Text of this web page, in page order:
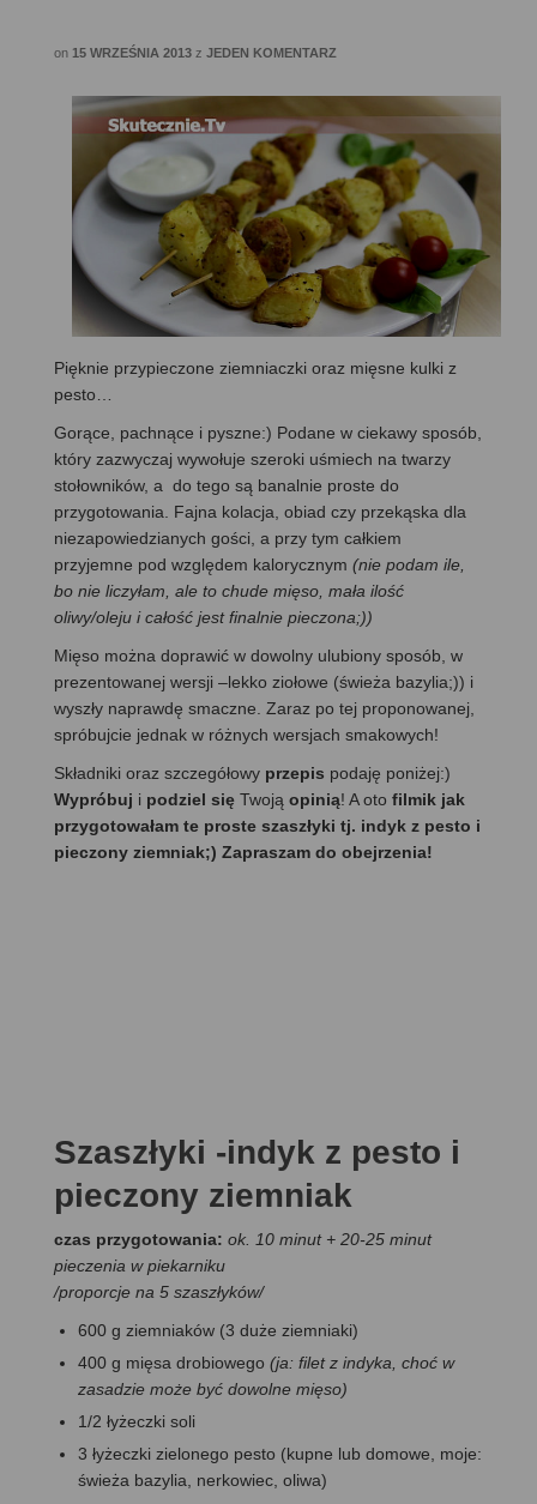
on 15 WRZEŚNIA 2013 z JEDEN KOMENTARZ
Pięknie przypieczone ziemniaczki oraz mięsne kulki z
pesto…
Gorące, pachnące i pyszne:) Podane w ciekawy sposób,
który zazwyczaj wywołuje szeroki uśmiech na twarzy
stołowników, a do tego są banalnie proste do
przygotowania. Fajna kolacja, obiad czy przekąska dla
niezapowiedzianych gości, a przy tym całkiem
przyjemne pod względem kalorycznym (nie podam ile,
bo nie liczyłam, ale to chude mięso, mała ilość
oliwy/oleju i całość jest finalnie pieczona;))
Mięso można doprawić w dowolny ulubiony sposób, w
prezentowanej wersji –lekko ziołowe (świeża bazylia;)) i
wyszły naprawdę smaczne. Zaraz po tej proponowanej,
spróbujcie jednak w różnych wersjach smakowych!
Składniki oraz szczegółowy przepis podaję poniżej:)
Wypróbuj i podziel się Twoją opinią! A oto filmik jak
przygotowałam te proste szaszłyki tj. indyk z pesto i
pieczony ziemniak;) Zapraszam do obejrzenia!
Szaszłyki -indyk z pesto i
pieczony ziemniak
czas przygotowania: ok. 10 minut + 20-25 minut
pieczenia w piekarniku
/proporcje na 5 szaszłyków/
600 g ziemniaków (3 duże ziemniaki)
400 g mięsa drobiowego (ja: filet z indyka, choć w
zasadzie może być dowolne mięso)
1/2 łyżeczki soli
3 łyżeczki zielonego pesto (kupne lub domowe, moje:
świeża bazylia, nerkowiec, oliwa)